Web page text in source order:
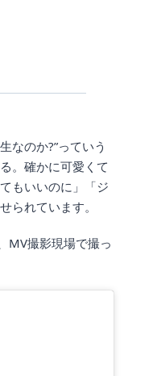
なのか?”っていう
。確かに可愛くて
もいいのに」「ジ
られています。
MV撮影現場で撮っ